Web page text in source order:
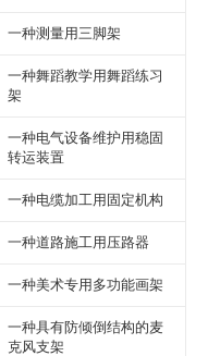
一种测量用三脚架
一种舞蹈教学用舞蹈练习
架
一种电气设备维护用稳固
转运装置
一种电缆加工用固定机构
一种道路施工用压路器
一种美术专用多功能画架
一种具有防倾倒结构的麦
克风支架